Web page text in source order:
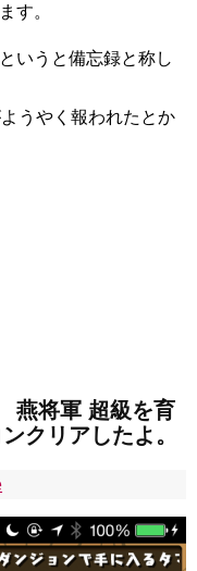
す。
いうと備忘録と称し
うやく報われたとか
燕将軍 超級を育
クリアしたよ。